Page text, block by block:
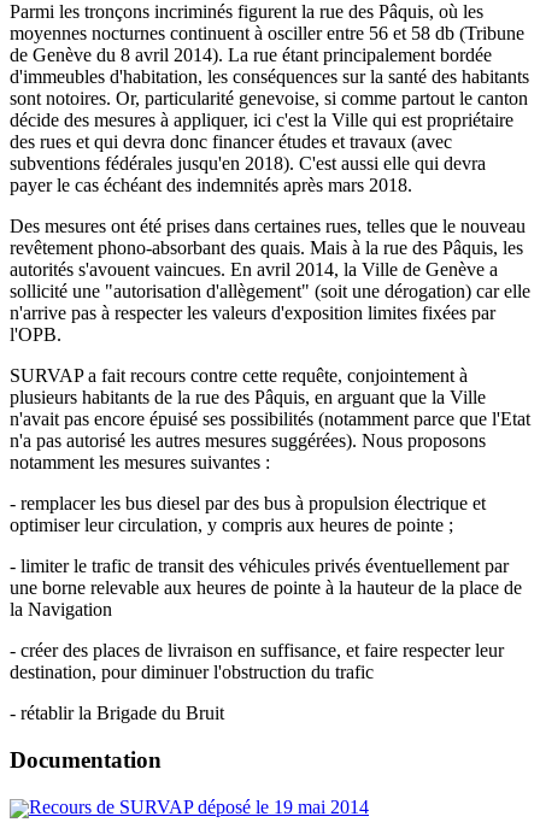
Parmi les tronçons incriminés figurent la rue des Pâquis, où les
moyennes nocturnes continuent à osciller entre 56 et 58 db (Tribune
de Genève du 8 avril 2014). La rue étant principalement bordée
d'immeubles d'habitation, les conséquences sur la santé des habitants
sont notoires. Or, particularité genevoise, si comme partout le canton
décide des mesures à appliquer, ici c'est la Ville qui est propriétaire
des rues et qui devra donc financer études et travaux (avec
subventions fédérales jusqu'en 2018). C'est aussi elle qui devra
payer le cas échéant des indemnités après mars 2018.
Des mesures ont été prises dans certaines rues, telles que le nouveau
revêtement phono-absorbant des quais. Mais à la rue des Pâquis, les
autorités s'avouent vaincues. En avril 2014, la Ville de Genève a
sollicité une "autorisation d'allègement" (soit une dérogation) car elle
n'arrive pas à respecter les valeurs d'exposition limites fixées par
l'OPB.
SURVAP a fait recours contre cette requête, conjointement à
plusieurs habitants de la rue des Pâquis, en arguant que la Ville
n'avait pas encore épuisé ses possibilités (notamment parce que l'Etat
n'a pas autorisé les autres mesures suggérées). Nous proposons
notamment les mesures suivantes :
- remplacer les bus diesel par des bus à propulsion électrique et
optimiser leur circulation, y compris aux heures de pointe ;
- limiter le trafic de transit des véhicules privés éventuellement par
une borne relevable aux heures de pointe à la hauteur de la place de
la Navigation
- créer des places de livraison en suffisance, et faire respecter leur
destination, pour diminuer l'obstruction du trafic
- rétablir la Brigade du Bruit
Documentation
Recours de SURVAP déposé le 19 mai 2014